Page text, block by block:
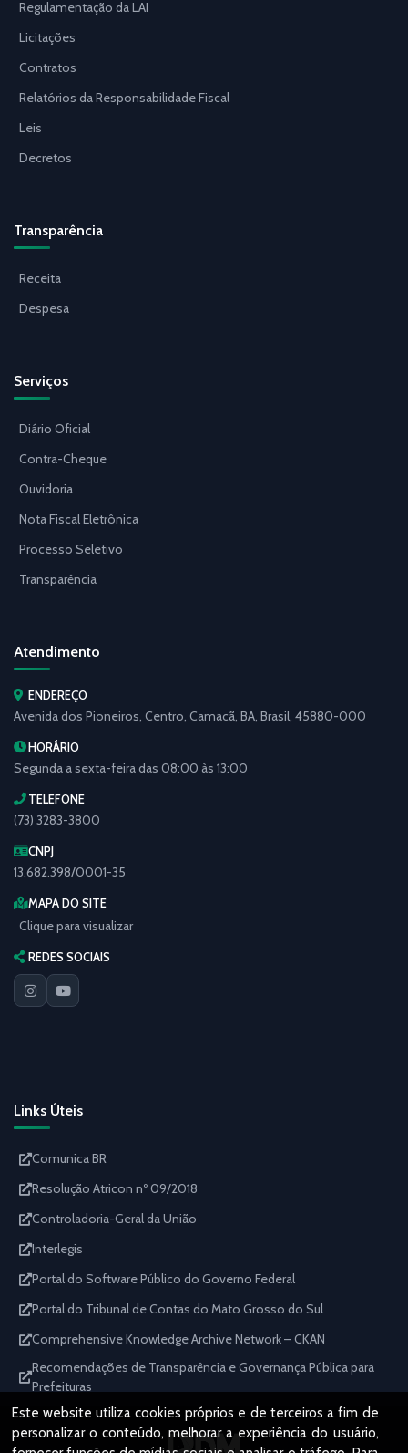
Regulamentação da LAI
Licitações
Contratos
Relatórios da Responsabilidade Fiscal
Leis
Decretos
Transparência
Receita
Despesa
Serviços
Diário Oficial
Contra-Cheque
Ouvidoria
Nota Fiscal Eletrônica
Processo Seletivo
Transparência
Atendimento
ENDEREÇO
Avenida dos Pioneiros, Centro, Camacã, BA, Brasil, 45880-000
HORÁRIO
Segunda a sexta-feira das 08:00 às 13:00
TELEFONE
(73) 3283-3800
CNPJ
13.682.398/0001-35
MAPA DO SITE
Clique para visualizar
REDES SOCIAIS
Links Úteis
Comunica BR
Resolução Atricon nº 09/2018
Controladoria-Geral da União
Interlegis
Portal do Software Público do Governo Federal
Portal do Tribunal de Contas do Mato Grosso do Sul
Comprehensive Knowledge Archive Network – CKAN
Recomendações de Transparência e Governança Pública para
Prefeituras
Este website utiliza cookies próprios e de terceiros a fim de
personalizar o conteúdo, melhorar a experiência do usuário,